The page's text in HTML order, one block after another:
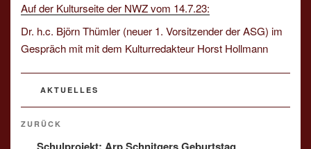
Auf der Kulturseite der NWZ vom 14.7.23:
Dr. h.c. Björn Thümler (neuer 1. Vorsitzender der ASG) im
Gespräch mit mit dem Kulturredakteur Horst Hollmann
KATEGORIEN
AKTUELLES
Vorheriger
Beitrag
ZURÜCK